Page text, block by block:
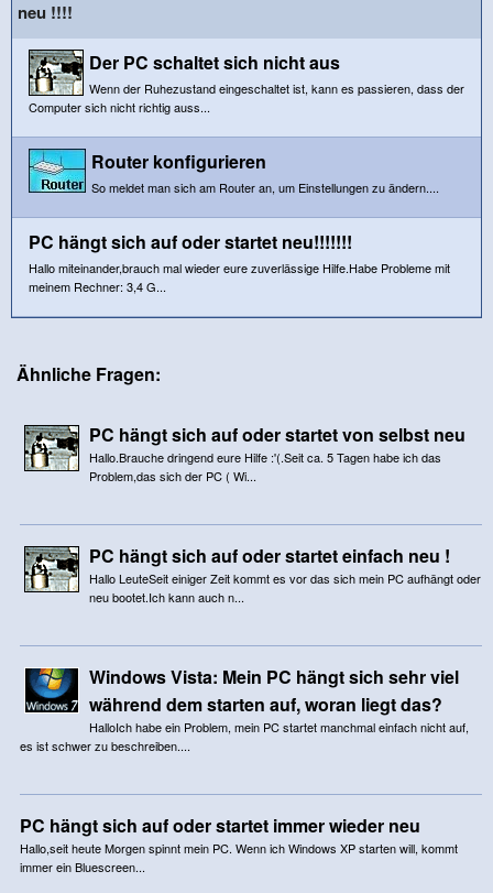
neu !!!!
Der PC schaltet sich nicht aus
Wenn der Ruhezustand eingeschaltet ist, kann es passieren, dass der
Computer sich nicht richtig auss...
Router konfigurieren
So meldet man sich am Router an, um Einstellungen zu ändern....
PC hängt sich auf oder startet neu!!!!!!!
Hallo miteinander,brauch mal wieder eure zuverlässige Hilfe.Habe Probleme mit
meinem Rechner: 3,4 G...
Ähnliche Fragen:
PC hängt sich auf oder startet von selbst neu
Hallo.Brauche dringend eure Hilfe :'(.Seit ca. 5 Tagen habe ich das
Problem,das sich der PC ( Wi...
PC hängt sich auf oder startet einfach neu !
Hallo LeuteSeit einiger Zeit kommt es vor das sich mein PC aufhängt oder
neu bootet.Ich kann auch n...
Windows Vista: Mein PC hängt sich sehr viel
während dem starten auf, woran liegt das?
HalloIch habe ein Problem, mein PC startet manchmal einfach nicht auf,
es ist schwer zu beschreiben....
PC hängt sich auf oder startet immer wieder neu
Hallo,seit heute Morgen spinnt mein PC. Wenn ich Windows XP starten will, kommt
immer ein Bluescreen...